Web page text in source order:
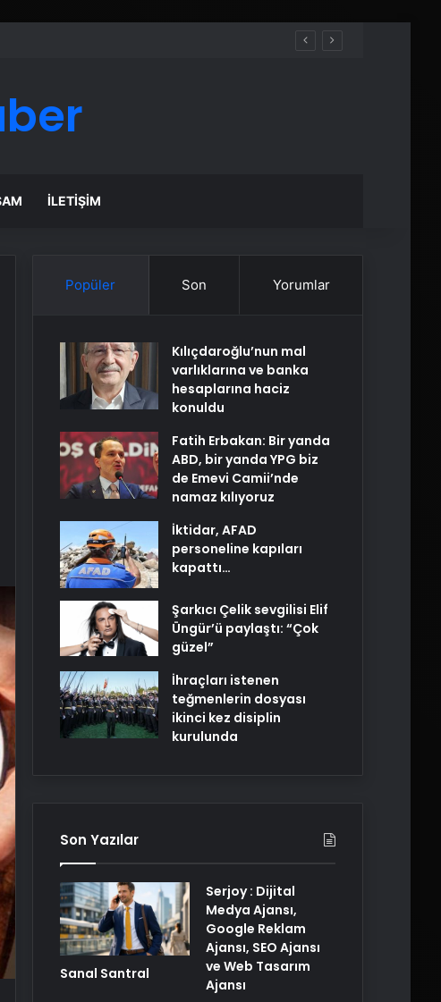
İLETIŞIM
Popüler Son Yorumlar
Kılıçdaroğlu’nun mal
varlıklarına ve banka
hesaplarına haciz
konuldu
Fatih Erbakan: Bir yanda
ABD, bir yanda YPG biz
de Emevi Camii’nde
namaz kılıyoruz
İktidar, AFAD
personeline kapıları
kapattı…
Şarkıcı Çelik sevgilisi Elif
Üngür’ü paylaştı: “Çok
güzel”
İhraçları istenen
teğmenlerin dosyası
ikinci kez disiplin
kurulunda
Son Yazılar
Sanal Santral
Serjoy : Dijital
Medya Ajansı,
Google Reklam
Ajansı, SEO Ajansı
ve Web Tasarım
Ajansı